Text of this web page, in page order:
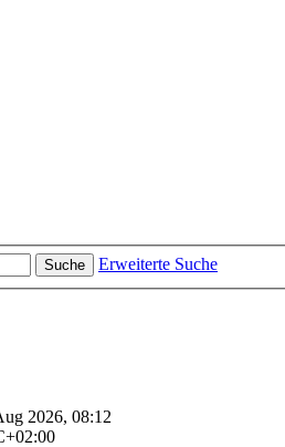
Suche Erweiterte Suche
2026, 08:12